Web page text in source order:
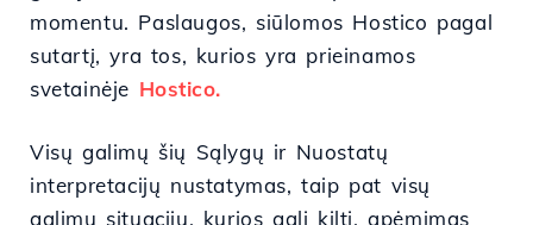
momentu. Paslaugos, siūlomos Hostico pagal
sutartį, yra tos, kurios yra prieinamos
svetainėje Hostico.
Visų galimų šių Sąlygų ir Nuostatų
interpretacijų nustatymas, taip pat visų
galimų situacijų, kurios gali kilti, apėmimas